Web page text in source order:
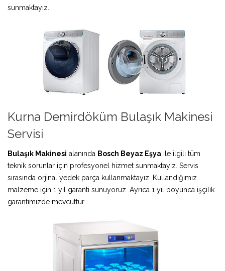
sunmaktayız.
Kurna Demirdöküm Bulaşık Makinesi
Servisi
Bulaşık Makinesi alanında Bosch Beyaz Eşya ile ilgili tüm
teknik sorunlar için profesyonel hizmet sunmaktayız. Servis
sırasında orjinal yedek parça kullanmaktayız. Kullandığımız
malzeme için 1 yıl garanti sunuyoruz. Ayrıca 1 yıl boyunca işçilik
garantimizde mevcuttur.